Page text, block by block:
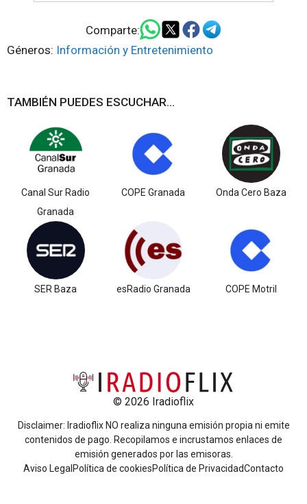
Comparte:
Géneros: Información y Entretenimiento
TAMBIÉN PUEDES ESCUCHAR...
Canal Sur Radio
Granada
COPE Granada Onda Cero Baza
SER Baza esRadio Granada COPE Motril
© 2026 Iradioflix
Disclaimer: Iradioflix NO realiza ninguna emisión propia ni emite
contenidos de pago. Recopilamos e incrustamos enlaces de
emisión generados por las emisoras.
Aviso LegalPolítica de cookiesPolítica de PrivacidadContacto